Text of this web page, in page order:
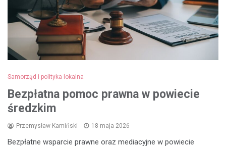
Samorząd i polityka lokalna
Bezpłatna pomoc prawna w powiecie
średzkim
Przemysław Kamiński 18 maja 2026
Bezpłatne wsparcie prawne oraz mediacyjne w powiecie